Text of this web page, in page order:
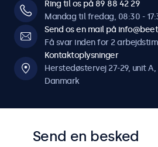
Ring til os på 89 88 42 29
Mandag til fredag, 08:30 -
Send os en mail på
Få svar inden for 2
Kontaktoplysninger
Herstedøstervej 27-29, unit
Danmark
Send en besked